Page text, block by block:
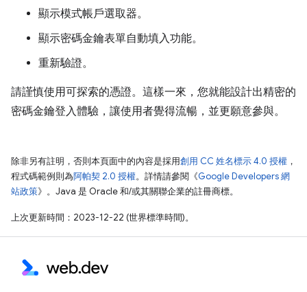
顯示模式帳戶選取器。
顯示密碼金鑰表單自動填入功能。
重新驗證。
請謹慎使用可探索的憑證。這樣一來，您就能設計出精密的
密碼金鑰登入體驗，讓使用者覺得流暢，並更願意參與。
除非另有註明，否則本頁面中的內容是採用創用 CC 姓名標示 4.0 授權 ，
程式碼範例則為阿帕契 2.0 授權。詳情請參閱《Google Developers 網
站政策》。Java 是 Oracle 和/或其關聯企業的註冊商標。
上次更新時間：2023-12-22 (世界標準時間)。